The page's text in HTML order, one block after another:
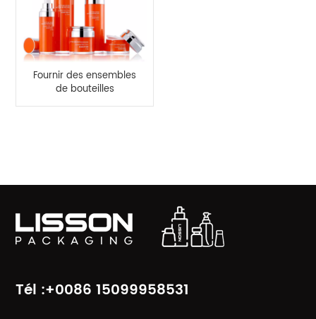
Fournir des ensembles
de bouteilles
cosmétiques et des
Tél :+0086 15099958531